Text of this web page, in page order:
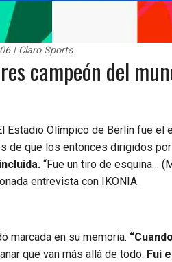
| Claro Sports
campeón del
Estadio Olímpico de Berlín fue
de que los entonces dirigidos
“Fue un tiro de esquina…
entrevista con IKONIA.
marcada en su memoria.
que van más allá de todo. Fui